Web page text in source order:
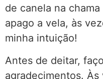
de canela na
apago a vela, às
minha intuição!
Antes de deitar,
agradecimentos.